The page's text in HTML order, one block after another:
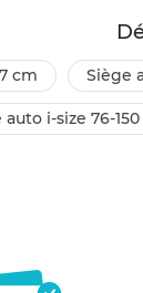
cm siège
auto i-size 76-